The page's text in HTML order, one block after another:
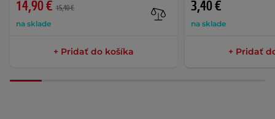
14,90 € 15,40 €
na sklade
+ Pridať do košíka
3,40 €
na sklade
+ Pridať